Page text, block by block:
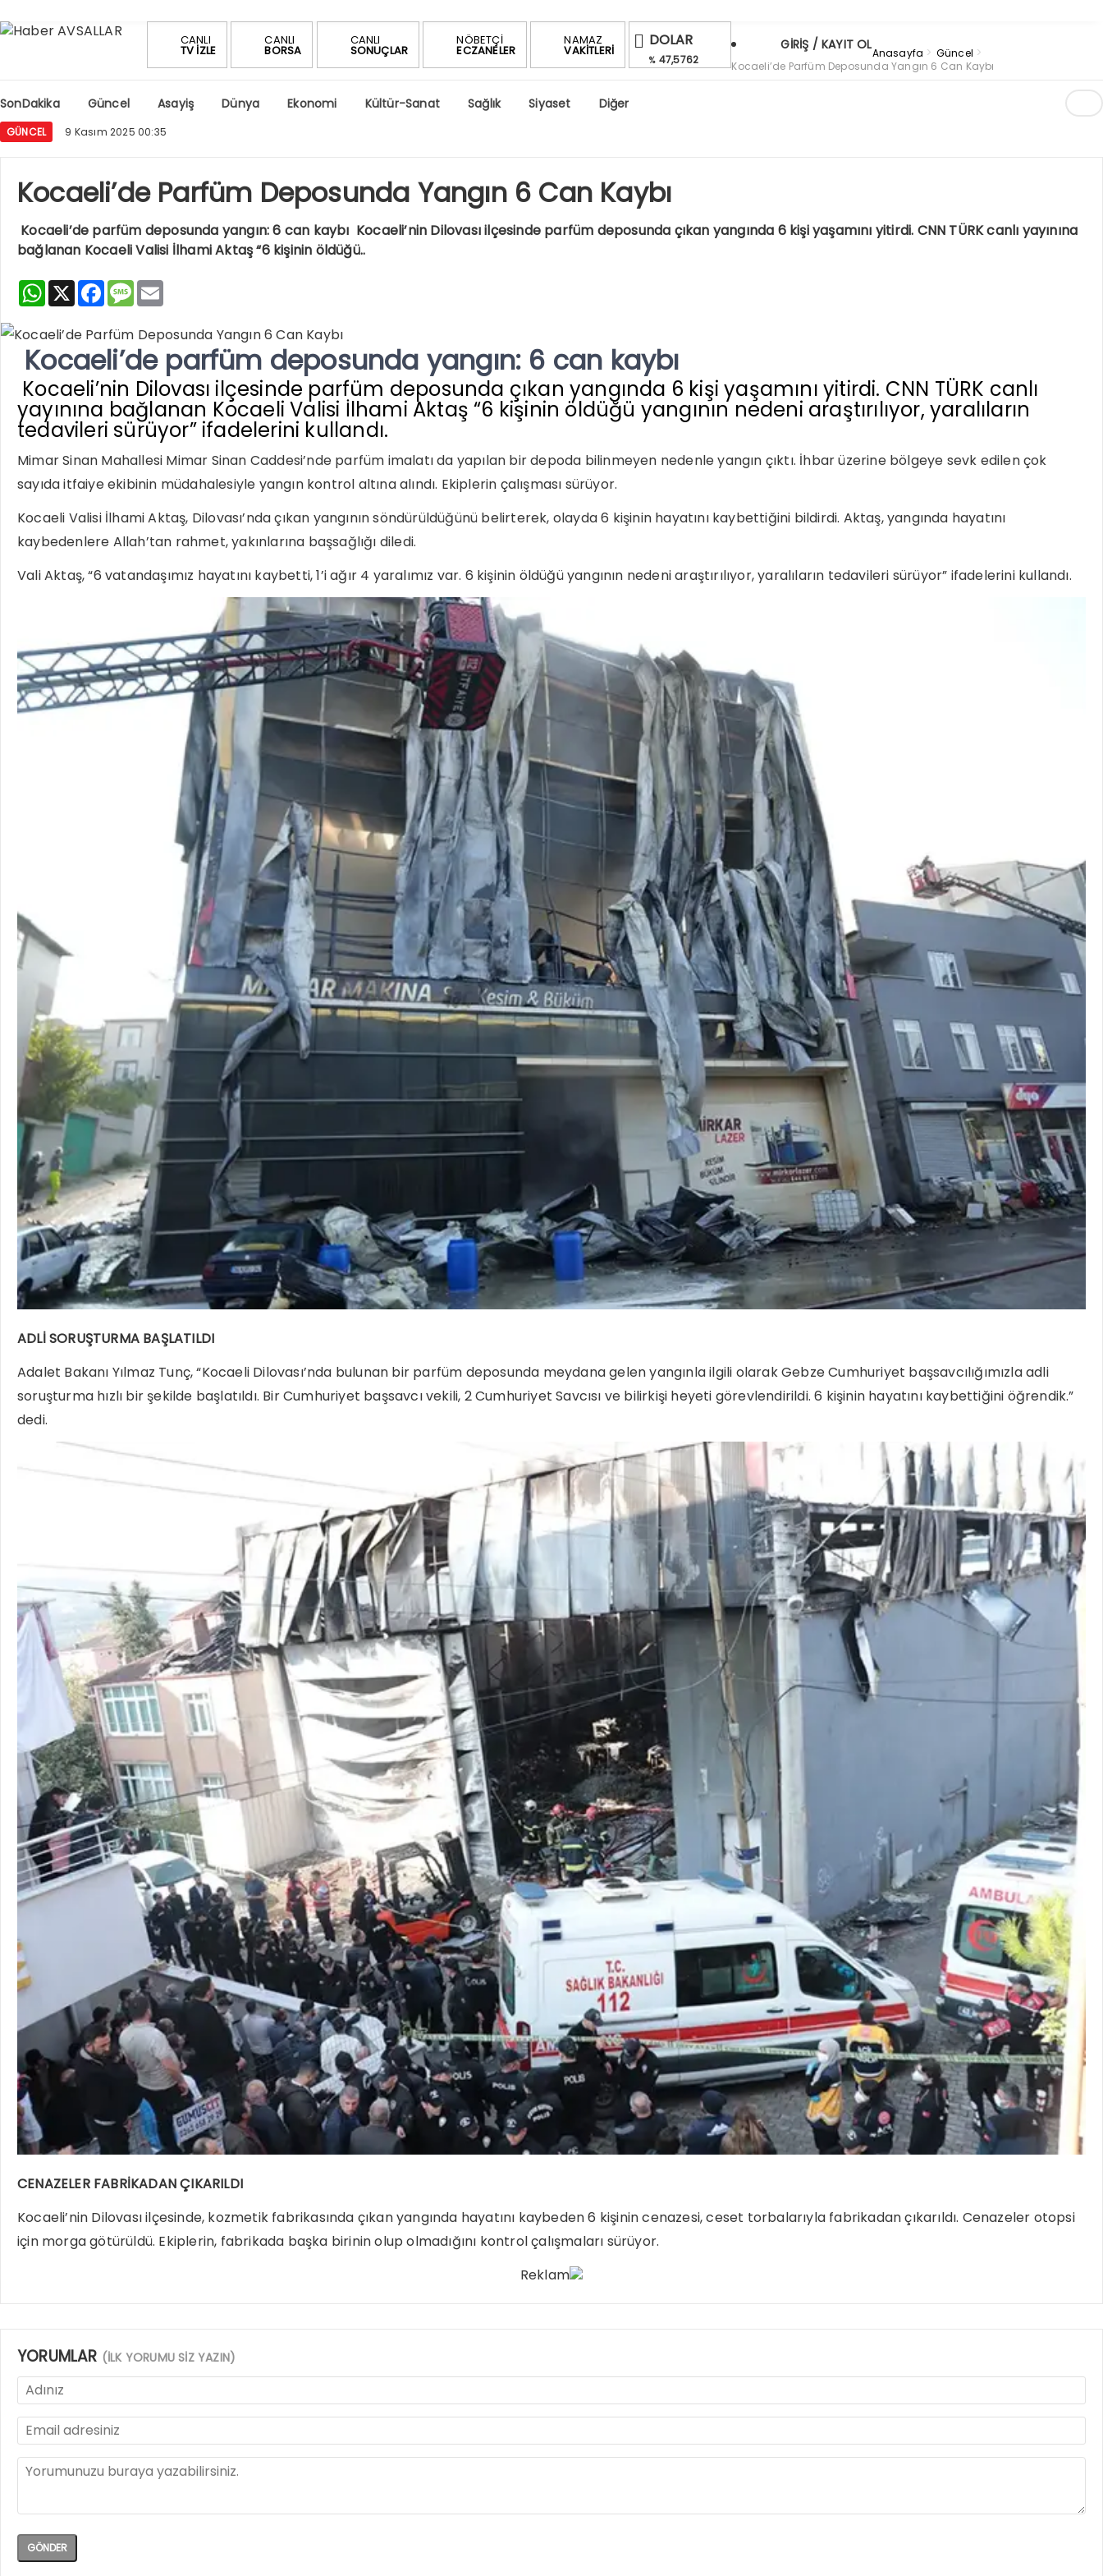
CANLI
TV İZLE
CANLI
BORSA
CANLI
SONUÇLAR
NÖBETÇİ
ECZANELER
NAMAZ
VAKİTLERİ
DOLAR
% 47,5762
BIST
-1.02%
GİRİŞ / KAYIT OL
SonDakika Güncel Asayiş Dünya Ekonomi Kültür-Sanat Sağlık Siyaset Diğer
Anasayfa > Güncel >
Kocaeli’de Parfüm Deposunda Yangın 6 Can Kaybı
GÜNCEL 9 Kasım 2025 00:35
Kocaeli’de Parfüm Deposunda Yangın 6 Can Kaybı
Kocaeli’de parfüm deposunda yangın: 6 can kaybı Kocaeli’nin Dilovası ilçesinde parfüm deposunda çıkan yangında 6 kişi yaşamını yitirdi. CNN TÜRK canlı yayınına
bağlanan Kocaeli Valisi İlhami Aktaş “6 kişinin öldüğü..
WhatsApp
X Facebook
Message
Kocaeli’de parfüm deposunda yangın: 6 can kaybı
Kocaeli’nin Dilovası ilçesinde parfüm deposunda çıkan yangında 6 kişi yaşamını yitirdi. CNN TÜRK canlı
yayınına bağlanan Kocaeli Valisi İlhami Aktaş “6 kişinin öldüğü yangının nedeni araştırılıyor, yaralıların
tedavileri sürüyor” ifadelerini kullandı.
Mimar Sinan Mahallesi Mimar Sinan Caddesi’nde parfüm imalatı da yapılan bir depoda bilinmeyen nedenle yangın çıktı. İhbar üzerine bölgeye sevk edilen çok
sayıda itfaiye ekibinin müdahalesiyle yangın kontrol altına alındı. Ekiplerin çalışması sürüyor.
Kocaeli Valisi İlhami Aktaş, Dilovası’nda çıkan yangının söndürüldüğünü belirterek, olayda 6 kişinin hayatını kaybettiğini bildirdi. Aktaş, yangında hayatını
kaybedenlere Allah’tan rahmet, yakınlarına başsağlığı diledi.
Vali Aktaş, “6 vatandaşımız hayatını kaybetti, 1’i ağır 4 yaralımız var. 6 kişinin öldüğü yangının nedeni araştırılıyor, yaralıların tedavileri sürüyor” ifadelerini kullandı.
ADLİ SORUŞTURMA BAŞLATILDI
Adalet Bakanı Yılmaz Tunç, “Kocaeli Dilovası’nda bulunan bir parfüm deposunda meydana gelen yangınla ilgili olarak Gebze Cumhuriyet başsavcılığımızla adli
soruşturma hızlı bir şekilde başlatıldı. Bir Cumhuriyet başsavcı vekili, 2 Cumhuriyet Savcısı ve bilirkişi heyeti görevlendirildi. 6 kişinin hayatını kaybettiğini öğrendik.”
dedi.
CENAZELER FABRİKADAN ÇIKARILDI
Kocaeli’nin Dilovası ilçesinde, kozmetik fabrikasında çıkan yangında hayatını kaybeden 6 kişinin cenazesi, ceset torbalarıyla fabrikadan çıkarıldı. Cenazeler otopsi
için morga götürüldü. Ekiplerin, fabrikada başka birinin olup olmadığını kontrol çalışmaları sürüyor.
Reklam
YORUMLAR (İLK YORUMU SİZ YAZIN)